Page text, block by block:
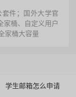
件；国外大学官
桶、自定义用户
家桶大容量
学生邮箱怎么申请